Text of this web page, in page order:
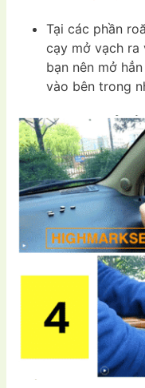
Tại các phần
cạy mở vạch ra
bạn nên mở
vào bên trong